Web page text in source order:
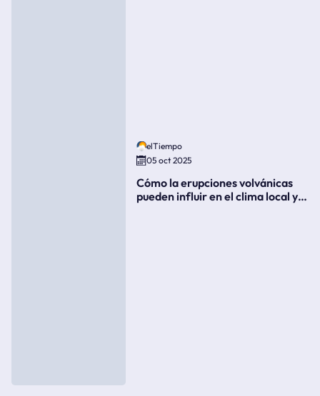
elTiempo
05 oct 2025
Cómo la erupciones volvánicas
pueden influir en el clima local y